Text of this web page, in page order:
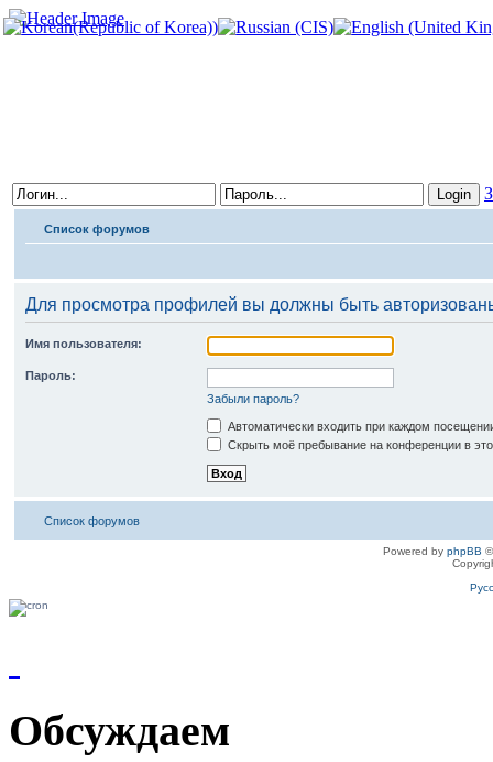
Список форумов
Для просмотра профилей вы должны быть
Имя пользователя:
Пароль:
Забыли пароль?
Автоматически входить при каждом
Скрыть моё пребывание на конференции в
Список форумов
Powered by phpBB
Обсуждаем